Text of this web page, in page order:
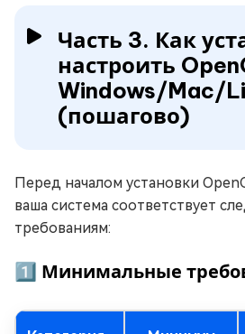
Часть 3. Как
настроить
Windows/Mac/
(пошагово)
Перед началом установки
ваша система соответствует
требованиям:
1️⃣ Минимальные